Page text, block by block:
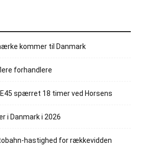
kommer til Danmark
forhandlere
spærret 18 timer ved Horsens
i Danmark i 2026
hastighed for rækkevidden